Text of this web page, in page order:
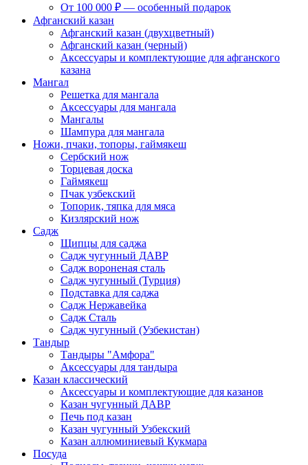
От 100 000 ₽ — особенный подарок
Афганский казан
Афганский казан (двухцветный)
Афганский казан (черный)
Аксессуары и комплектующие для афганского
казана
Мангал
Решетка для мангала
Аксессуары для мангала
Мангалы
Шампура для мангала
Ножи, пчаки, топоры, гаймякеш
Сербский нож
Торцевая доска
Гаймякеш
Пчак узбекский
Топорик, тяпка для мяса
Кизлярский нож
Садж
Щипцы для саджа
Садж чугунный ДАВР
Садж вороненая сталь
Садж чугунный (Турция)
Подставка для саджа
Садж Нержавейка
Садж Сталь
Садж чугунный (Узбекистан)
Тандыр
Тандыры "Амфора"
Аксессуары для тандыра
Казан классический
Аксессуары и комплектующие для казанов
Казан чугунный ДАВР
Печь под казан
Казан чугунный Узбекский
Казан аллюминиевый Кукмара
Посуда